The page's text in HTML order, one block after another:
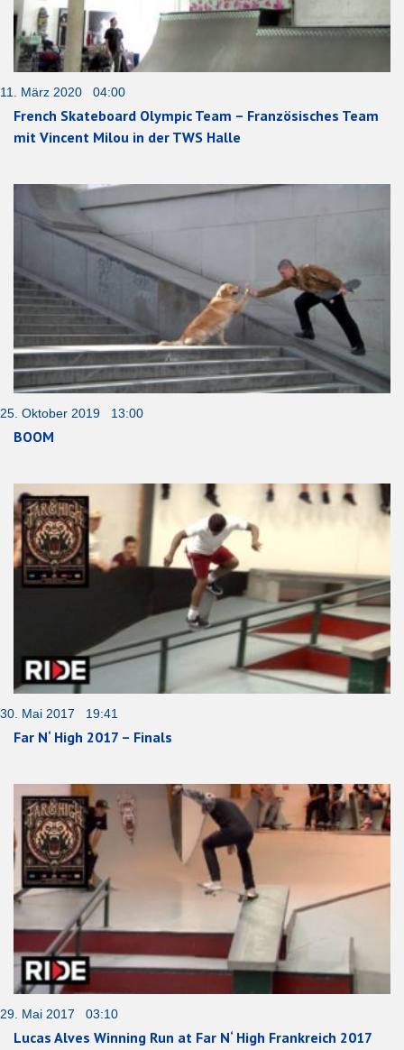
11. März 2020 04:00
French Skateboard Olympic Team – Französisches Team
mit Vincent Milou in der TWS Halle
25. Oktober 2019 13:00
BOOM
30. Mai 2017 19:41
Far N‘ High 2017 – Finals
29. Mai 2017 03:10
Lucas Alves Winning Run at Far N‘ High Frankreich 2017